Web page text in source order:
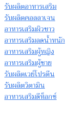
รับผลิตอาหารเสริม
รับผลิตคอลลาเจน
อาหารเสริมผิวขาว
อาหารเสริมลดน้ำหนัก
อาหารเสริมผู้หญิง
อาหารเสริมผู้ชาย
รับผลิตเวย์โปรตีน
รับผลิตวิตามิน
อาหารเสริมดีท็อกซ์